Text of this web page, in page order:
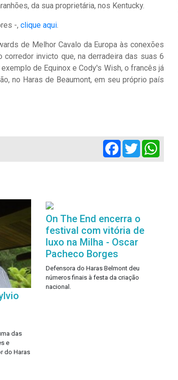
da sua proprietária, nos Kentucky.
-, clique aqui.
de Melhor Cavalo da Europa às conexões
invicto que, na derradeira das suas 6
de Equinox e Cody's Wish, o francês já
no Haras de Beaumont, em seu próprio país
Facebook
Twitter
das
e
do Haras
On The End encerra o
festival com vitória de
luxo na Milha - Oscar
Pacheco Borges
Defensora do Haras Belmont deu
números finais à festa da criação
nacional.